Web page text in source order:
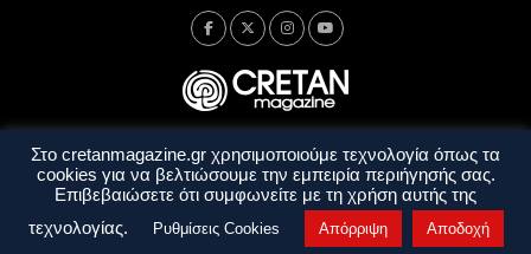
Ταυτότητα Πολιτική Απορρήτου
Όροι Χρήσης
Όροι και Προϋποθέσεις
Στο cretanmagazine.gr χρησιμοποιούμε τεχνολογία όπως τα
cookies για να βελτιώσουμε την εμπειρία περιήγησής σας.
Επιβεβαιώσετε ότι συμφωνείτε με τη χρήση αυτής της
τεχνολογίας.
Ρυθμίσεις Cookies Απόρριψη Αποδοχή